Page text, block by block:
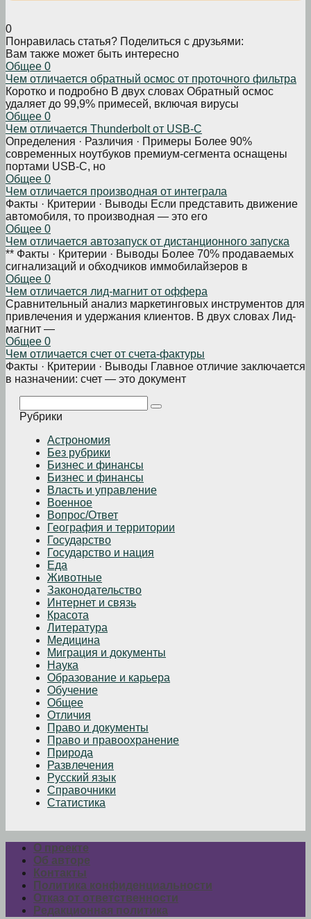
0
Понравилась статья? Поделиться с друзьями:
Вам также может быть интересно
Общее 0
Чем отличается обратный осмос от проточного фильтра
Коротко и подробно В двух словах Обратный осмос
удаляет до 99,9% примесей, включая вирусы
Общее 0
Чем отличается Thunderbolt от USB-C
Определения · Различия · Примеры Более 90%
современных ноутбуков премиум-сегмента оснащены
портами USB-C, но
Общее 0
Чем отличается производная от интеграла
Факты · Критерии · Выводы Если представить движение
автомобиля, то производная — это его
Общее 0
Чем отличается автозапуск от дистанционного запуска
** Факты · Критерии · Выводы Более 70% продаваемых
сигнализаций и обходчиков иммобилайзеров в
Общее 0
Чем отличается лид-магнит от оффера
Сравнительный анализ маркетинговых инструментов для
привлечения и удержания клиентов. В двух словах Лид-
магнит —
Общее 0
Чем отличается счет от счета-фактуры
Факты · Критерии · Выводы Главное отличие заключается
в назначении: счет — это документ
Рубрики
Астрономия
Без рубрики
Бизнеc и финансы
Бизнес и финансы
Власть и управление
Военное
Вопрос/Ответ
География и территории
Государство
Государство и нация
Еда
Животные
Законодательство
Интернет и связь
Красота
Литература
Медицина
Миграция и документы
Наука
Образование и карьера
Обучение
Общее
Отличия
Право и документы
Право и правоохранение
Природа
Развлечения
Русский язык
Справочники
Статистика
О проекте
Об авторе
Контакты
Политика конфиденциальности
Отказ от ответственности
Редакционная политика